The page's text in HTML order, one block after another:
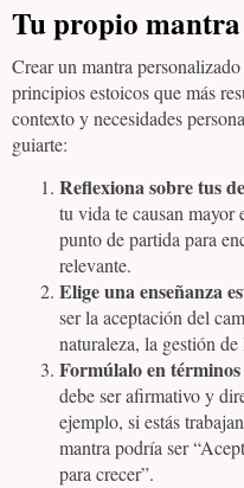
Tu propio mantra
Crear un mantra
principios estoicos que más
contexto y necesidades
guiarte:
Reflexiona sobre tus
tu vida te causan mayor
punto de partida para
relevante.
Elige una enseñanza
ser la aceptación del
naturaleza, la gestión
Formúlalo en
debe ser afirmativo y
ejemplo, si estás
mantra podría ser
para crecer”.